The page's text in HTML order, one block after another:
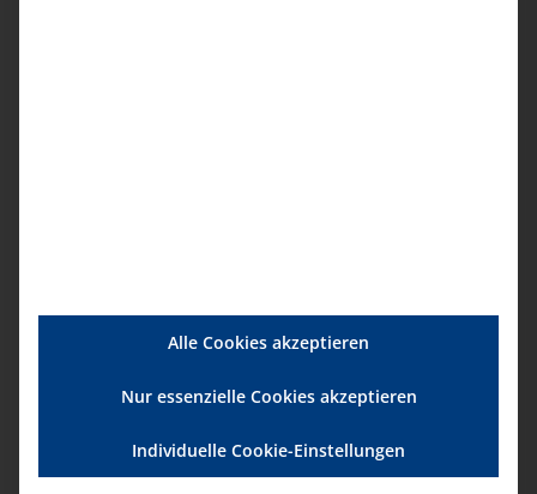
Pflegeeinrichtungen nicht nur, ihren
Beratungspflichten inhaltlich gewissenhaft
Aufwand für die Dokumentation der Erfüllung
Alle Cookies akzeptieren
Nur essenzielle Cookies akzeptieren
Individuelle Cookie-Einstellungen